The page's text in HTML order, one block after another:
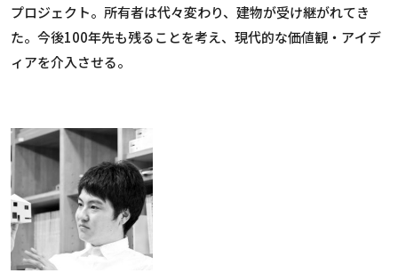
プロジェクト。所有者は代々変わり、建物が受け継がれてき
た。今後100年先も残ることを考え、現代的な価値観・アイデ
ィアを介入させる。